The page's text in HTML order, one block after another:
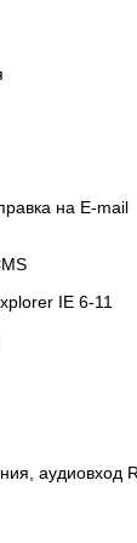
на E-mail
IE 6-11
аудиовход